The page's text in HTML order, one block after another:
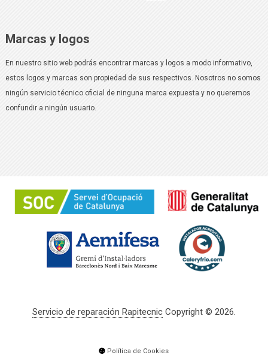
Marcas y logos
En nuestro sitio web podrás encontrar marcas y logos a modo informativo,
estos logos y marcas son propiedad de sus respectivos. Nosotros no somos
ningún servicio técnico oficial de ninguna marca expuesta y no queremos
confundir a ningún usuario.
Servicio de reparación RapitecnicCopyright © 2026.
Política de Cookies